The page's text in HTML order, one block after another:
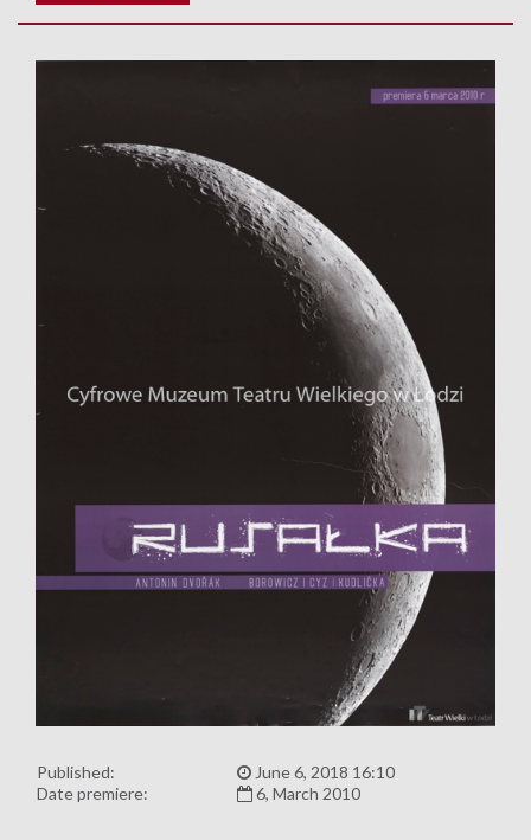
Published:
June 6, 2018 16:10
Date premiere:
6, March 2010